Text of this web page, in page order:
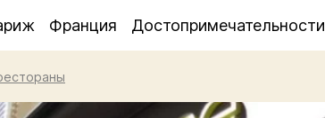
Франция Достопримечательности